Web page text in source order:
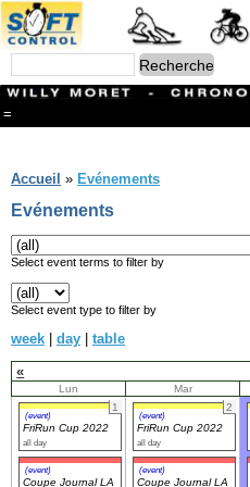
=
Branches
CONTACT
Ski ALPIN
Triathlon
Ski Nordique
Courses à pieds
Athlétisme
Slalom In-Line
Caisse à savon
Coupe "Journal La Gruyère"
Hippisme
Marche
Archives
Accueil » Evénements
Evénements
Select event terms to filter by
Select event type to filter by
week | day | table
«
Lun Mar
1
(event)
FriRun Cup 2022
all day
(event)
Coupe Journal LA
2
(event)
FriRun Cup 2022
all day
(event)
Coupe Journal LA